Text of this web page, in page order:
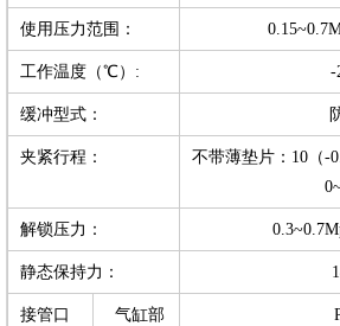
使用压力范围：
工作温度（℃）: -
缓冲型式：
夹紧行程：
不带薄垫片：10（-
解锁压力：
静态保持力：
接管口
气缸部